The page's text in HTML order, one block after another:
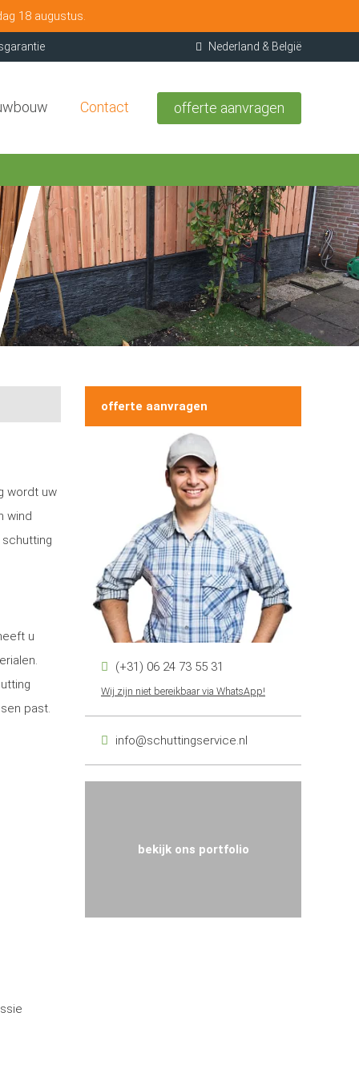
18 augustus.
Nederland & België
Contact offerte aanvragen
wordt uw
wind
u
past.
offerte aanvragen
(+31) 06 24 73 55 31
Wij zijn niet bereikbaar via WhatsApp!
info@schuttingservice.nl
bekijk ons portfolio